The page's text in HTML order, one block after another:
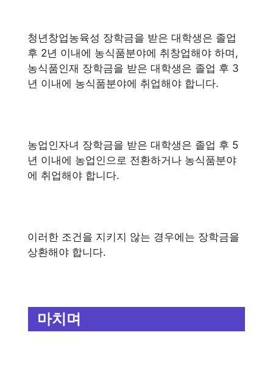
청년창업농육성 장학금을 받은 대학생은 졸업
후 2년 이내에 농식품분야에 취창업해야 하며,
농식품인재 장학금을 받은 대학생은 졸업 후 3
년 이내에 농식품분야에 취업해야 합니다.
농업인자녀 장학금을 받은 대학생은 졸업 후 5
년 이내에 농업인으로 전환하거나 농식품분야
에 취업해야 합니다.
이러한 조건을 지키지 않는 경우에는 장학금을
상환해야 합니다.
마치며